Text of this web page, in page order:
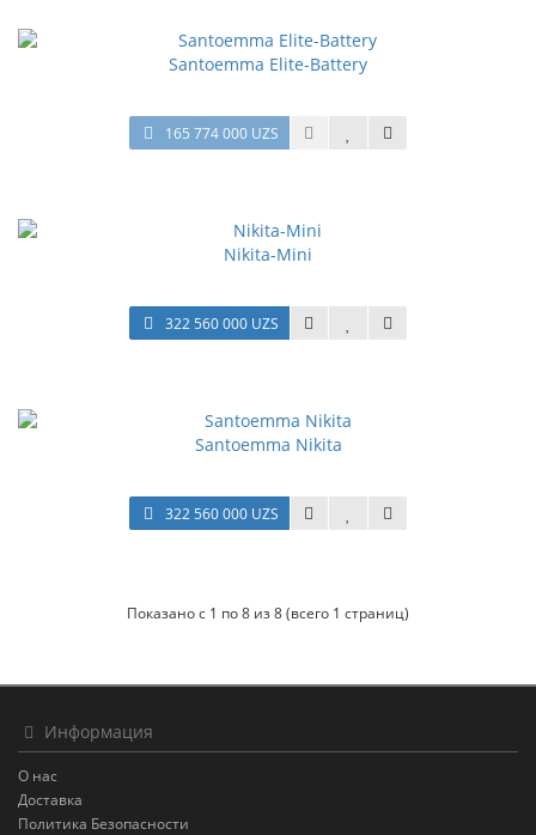
Santoemma Elite-Battery
165 774 000 UZS
Nikita-Mini
322 560 000 UZS
Santoemma Nikita
322 560 000 UZS
Показано с 1 по 8 из 8 (всего 1 страниц)
Информация
О нас
Доставка
Политика Безопасности